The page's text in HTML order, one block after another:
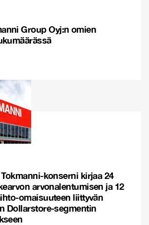
Group Oyj:n omien
konserni kirjaa 24
arvonalentumisen ja 12
omaisuuteen liittyvän
Dollarstore-segmentin